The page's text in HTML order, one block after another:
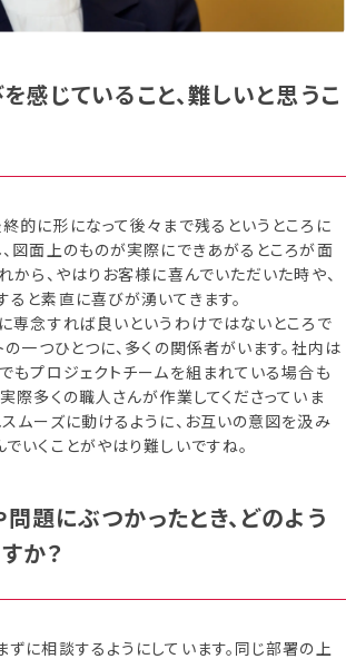
感じていること、難しいと思うこ
的に形になって後々まで残るというところに
図面上のものが実際にできあがるところが面
から、やはりお客様に喜んでいただいた時や、
と素直に喜びが湧いてきます。
専念すれば良いというわけではないところで
の一つひとつに、多くの関係者がいます。社内は
もプロジェクトチームを組まれている場合も
際多くの職人さんが作業してくださっていま
ムーズに動けるように、お互いの意図を汲み
いくことがやはり難しいですね。
題にぶつかったとき、どのよう
か？
に相談するようにしています。同じ部署の上